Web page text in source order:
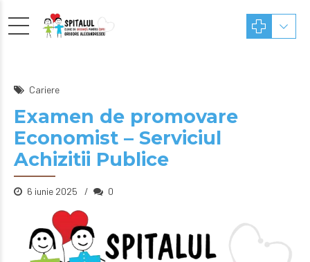
Cariere
Examen de promovare
Economist – Serviciul
Achizitii Publice
6 iunie 2025 0